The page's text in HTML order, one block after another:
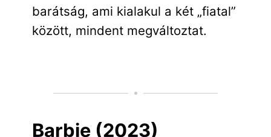
barátság, ami kialakul a két „fiatal”
között, mindent megváltoztat.
Barbie (2023)